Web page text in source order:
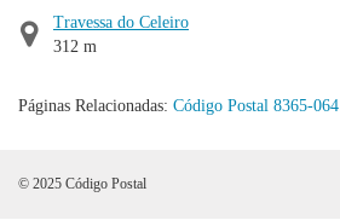
Travessa do Celeiro
312 m
Páginas Relacionadas: Código Postal 8365-064
© 2025 Código Postal